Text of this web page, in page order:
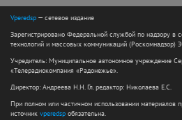
Vperedsp — сетевое издание
Зарегистрировано Федеральной службой по надзору в
технологий и массовых коммуникаций (Роскомнадзор)
Учредитель: Муниципальное автономное учреждение
«Телерадиокомпания «Радонежье».
Директор: Андреева Н.Н. Гл. редактор: Николаева Е.С.
При полном или частичном использовании материалов
источник vperedsp обязательна.